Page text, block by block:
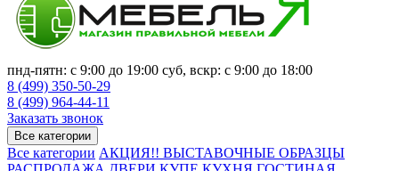
пнд-пятн: с 9:00 до 19:00 суб, вскр: с 9:00 до 18:00
8 (499) 350-50-29
8 (499) 964-44-11
Заказать звонок
Все категории
Все категории АКЦИЯ!! ВЫСТАВОЧНЫЕ ОБРАЗЦЫ